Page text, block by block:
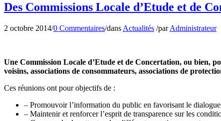
Des Commissions Locale d’Etude et de
2 octobre 2014/0 Commentaires/dans Actualités /parAdministrateur
Une Commission Locale d’Etude et de Concertation, ou bien,
voisins, associations de consommateurs, associations de
Ces réunions ont pour objectifs de :
– Promouvoir l’information du public en favorisant le
– Maintenir et renforcer l’esprit de transparence sur les